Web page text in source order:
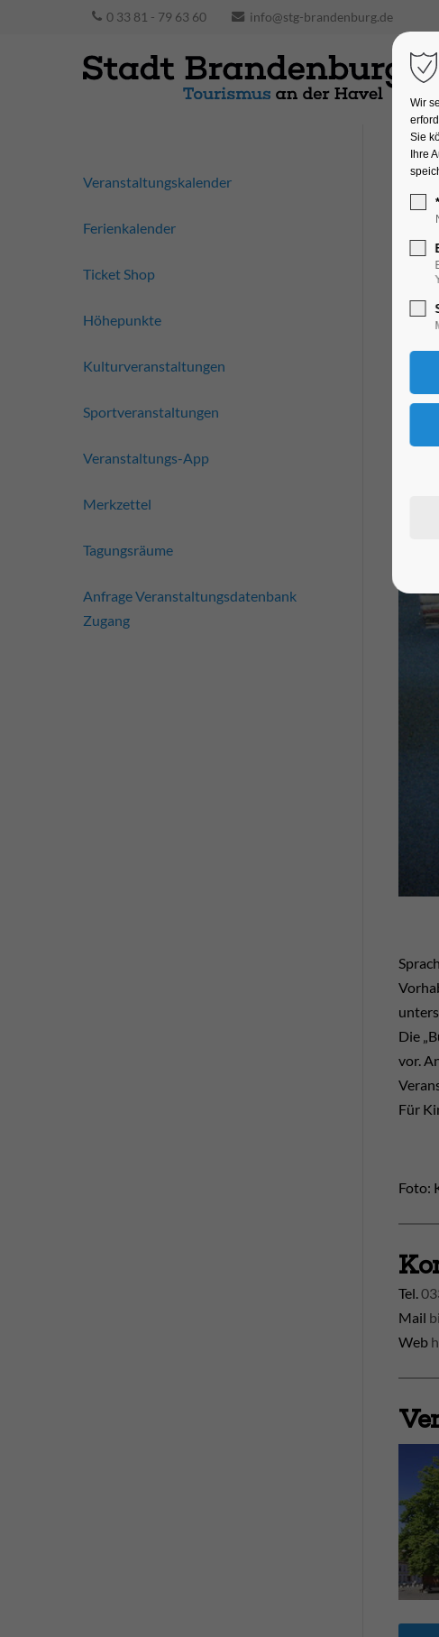
0 33 81 - 79 63 60 info@stg-brandenburg.de
Die
vor.
Für
Foto:
Tel.
Mail
Web
Veranstaltungskalender
Ferienkalender
Ticket Shop
Höhepunkte
Kulturveranstaltungen
Sportveranstaltungen
Veranstaltungs-App
Merkzettel
Tagungsräume
Anfrage Veranstaltungsdatenbank
Zugang
Wir
Sie
Ihre